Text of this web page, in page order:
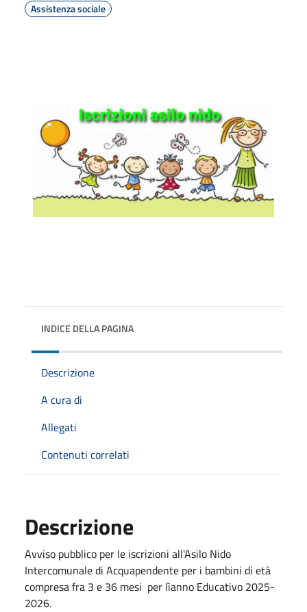
Assistenza sociale
INDICE DELLA PAGINA
Descrizione
A cura di
Allegati
Contenuti correlati
Descrizione
Avviso pubblico per le iscrizioni all'Asilo Nido
Intercomunale di Acquapendente per i bambini di età
compresa fra 3 e 36 mesi per lìanno Educativo 2025-
2026.